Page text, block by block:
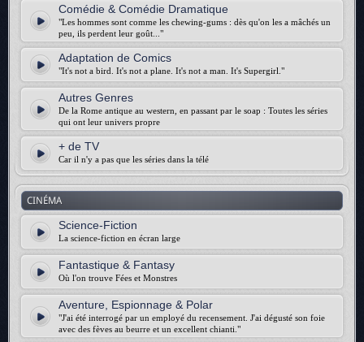
Comédie & Comédie Dramatique
"Les hommes sont comme les chewing-gums : dès qu'on les a mâchés un
peu, ils perdent leur goût..."
Adaptation de Comics
"It's not a bird. It's not a plane. It's not a man. It's Supergirl."
Autres Genres
De la Rome antique au western, en passant par le soap : Toutes les séries
qui ont leur univers propre
+ de TV
Car il n'y a pas que les séries dans la télé
CINÉMA
Science-Fiction
La science-fiction en écran large
Fantastique & Fantasy
Où l'on trouve Fées et Monstres
Aventure, Espionnage & Polar
"J'ai été interrogé par un employé du recensement. J'ai dégusté son foie
avec des fèves au beurre et un excellent chianti."